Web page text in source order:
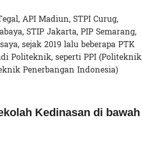
API Madiun, STPI Curug,
STIP Jakarta, PIP Semarang,
sejak 2019 lalu beberapa PTK
Politeknik, seperti PPI (Politeknik
Penerbangan Indonesia)
Kedinasan di bawah